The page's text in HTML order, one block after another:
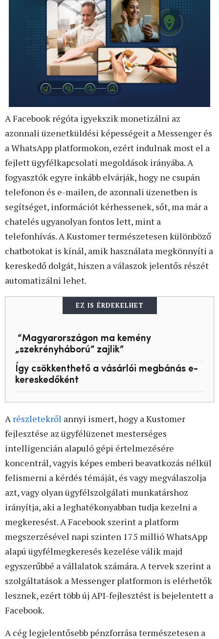
A Facebook régóta igyekszik monetizálni az
azonnali üzenetküldési képességeit a Messenger és
a WhatsApp platformokon, ezért indulnak most el a
fejlett ügyfélkapcsolati megoldások irányába. A
fogyasztók egyre inkább elvárják, hogy ne csupán
telefonon és e-mailen, de azonnali üzenetben is
segítséget, információt kérhessenek, sőt, ma már a
chatelés ugyanolyan fontos lett, mint a
telefonhívás. A Kustomer természetesen különböző
chatbotokat is kínál, amik használata megkönnyíti a
kereskedő dolgát, hiszen a válaszok jelentős részét
automatizálni lehet.
EZ IS ÉRDEKELHET
“Magyarországon ma kemény
„szekrényháború” zajlik”
Így csökkenthető a vásárlói megbánás e-
kereskedőként
Arészletekről annyi ismert, hogy a Kustomer
fejlesztése az ügyfélüzenet mesterséges
intelligencián alapuló gépi értelmezésére
koncentrál, vagyis képes emberi beavatkozás nélkül
felismerni a kérdés témáját, és vagy megválaszolja
azt, vagy olyan ügyfélszolgálati munkatárshoz
irányítja, aki a leghatékonyabban tudja kezelni a
megkeresést. A Facebook szerint a platform
megszerzésével napi szinten 175 millió WhatsApp
alapú ügyfélmegkeresés kezelése válik majd
egyszerűbbé a vállalatok számára. A tervek szerint a
szolgáltatások a Messenger platformon is elérhetők
lesznek, ezért több új API-fejlesztést is bejelentett a
Facebook.
A cég legjelentősebb pénzforrása természetesen a